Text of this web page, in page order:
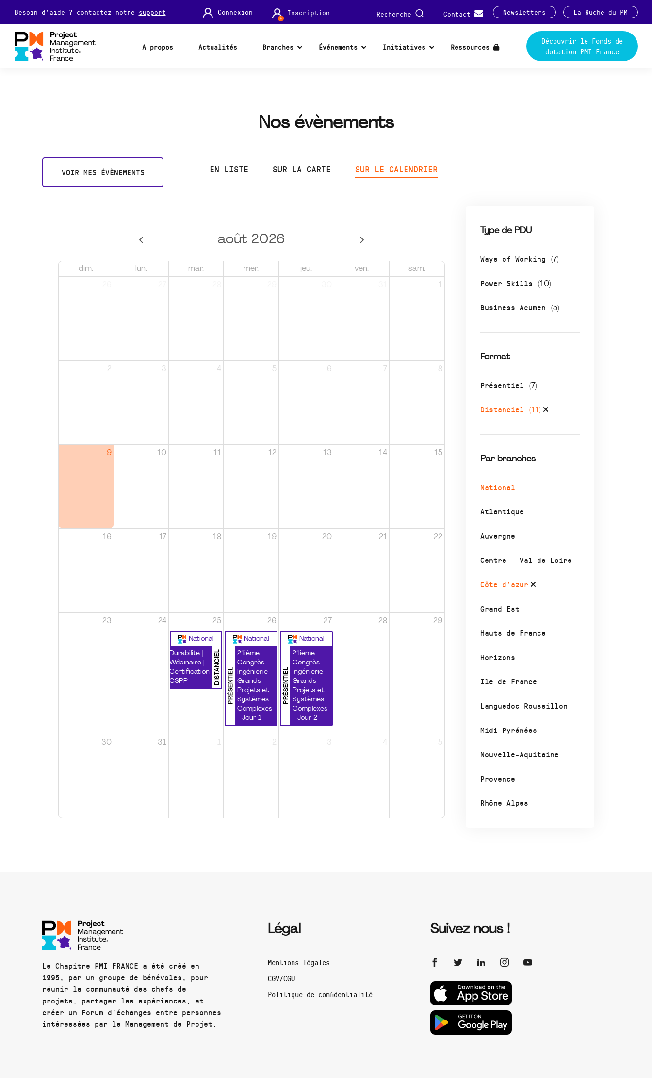
Besoin d'aide ? contactez notre support Connexion Inscription Recherche Contact Newsletters La Ruche du PM
A propos Actualités Branches Événements Initiatives Ressources
Découvrir le Fonds de
dotation PMI France
Nos évènements
VOIR MES ÉVÈNEMENTS EN LISTE SUR LA CARTE SUR LE CALENDRIER
Type de PDU
Ways of Working (7)
Power Skills (10)
Business Acumen (5)
Format
Présentiel (7)
Distanciel (11)
Par branches
National
Atlantique
Auvergne
Centre - Val de Loire
Côte d’azur
Grand Est
Hauts de France
Horizons
Ile de France
Languedoc Roussillon
Midi Pyrénées
Nouvelle-Aquitaine
Provence
Rhône Alpes
août 2026
dim. lun. mar. mer. jeu. ven. sam.
1
2 3 4 5 6 7 8
9 10 11 12 13 14 15
16 17 18 19 20 21 22
23 24 25
National
DISTANCIEL
Durabilité |
Wébinaire |
Certification
CSPP
26
National
PRÉSENTIEL
21ième
Congrès
Ingénierie
Grands
Projets et
Systèmes
Complexes
- Jour 1
27
National
PRÉSENTIEL
21ième
Congrès
Ingénierie
Grands
Projets et
Systèmes
Complexes
- Jour 2
28 29
30 31 1 2 3 4 5
Le Chapitre PMI FRANCE a été créé en
1995, par un groupe de bénévoles, pour
réunir la communauté des chefs de
projets, partager les expériences, et
créer un Forum d'échanges entre personnes
intéressées par le Management de Projet.
Légal
Mentions légales
CGV/CGU
Politique de confidentialité
Suivez nous !